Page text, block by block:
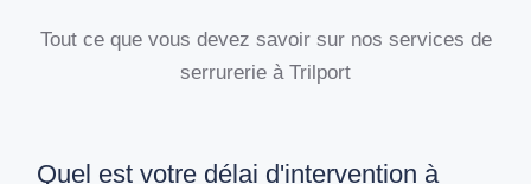
Tout ce que vous devez savoir sur nos services de
serrurerie à Trilport
Quel est votre délai d'intervention à